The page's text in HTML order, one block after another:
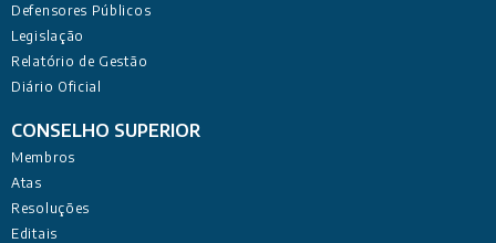
Defensores Públicos
Legislação
Relatório de Gestão
Diário Oficial
CONSELHO SUPERIOR
Membros
Atas
Resoluções
Editais